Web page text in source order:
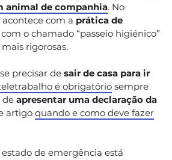
animal de companhia. No
com a prática de
o chamado “passeio higiénico”
rigorosas.
precisar de sair de casa para ir
é obrigatório sempre
de apresentar uma declaração da
artigo quando e como deve fazer
de emergência está